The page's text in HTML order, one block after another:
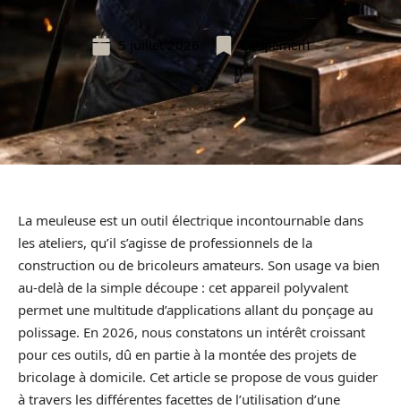
5 juillet 2026 Equipement
La meuleuse est un outil électrique incontournable dans
les ateliers, qu’il s’agisse de professionnels de la
construction ou de bricoleurs amateurs. Son usage va bien
au-delà de la simple découpe : cet appareil polyvalent
permet une multitude d’applications allant du ponçage au
polissage. En 2026, nous constatons un intérêt croissant
pour ces outils, dû en partie à la montée des projets de
bricolage à domicile. Cet article se propose de vous guider
à travers les différentes facettes de l’utilisation d’une